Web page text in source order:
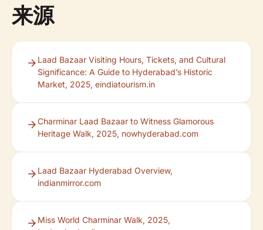
来源
Laad Bazaar Visiting Hours, Tickets, and Cultural
Significance: A Guide to Hyderabad’s Historic
Market, 2025, eindiatourism.in
Charminar Laad Bazaar to Witness Glamorous
Heritage Walk, 2025, nowhyderabad.com
Laad Bazaar Hyderabad Overview,
indianmirror.com
Miss World Charminar Walk, 2025,